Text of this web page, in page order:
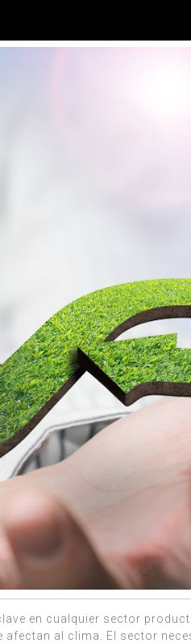
en cualquier sector
afectan al clima. El sector